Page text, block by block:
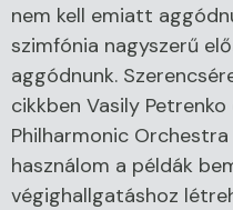
nem kell emiatt
szimfónia nagyszerű
aggódnunk.
cikkben Vasily
Philharmonic
használom a példák
végighallgatáshoz